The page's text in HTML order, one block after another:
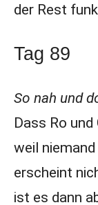
der Rest
Tag 89
So nah und
Dass Ro
weil
erscheint
ist es dann